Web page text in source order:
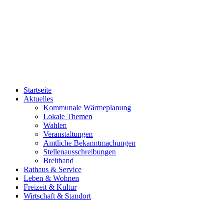
Startseite
Aktuelles
Kommunale Wärmeplanung
Lokale Themen
Wahlen
Veranstaltungen
Amtliche Bekanntmachungen
Stellenausschreibungen
Breitband
Rathaus & Service
Leben & Wohnen
Freizeit & Kultur
Wirtschaft & Standort